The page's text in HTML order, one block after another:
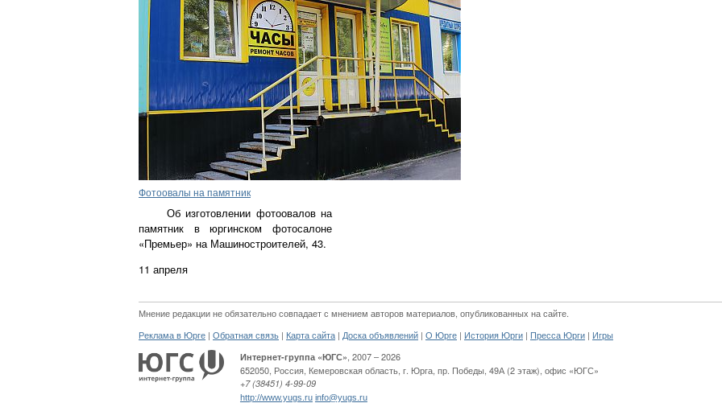
Фотоовалы на памятник
Об изготовлении фотоовалов на
памятник в юргинском фотосалоне
«Премьер» на Машиностроителей, 43.
11 апреля
Мнение редакции не обязательно совпадает с мнением авторов материалов, опубликованных на сайте.
Реклама в Юрге | Обратная связь | Карта сайта | Доска объявлений | О Юрге | История Юрги | Пресса Юрги | Игры
Интернет-группа «ЮГС» , 2007 – 2026
652050, Россия, Кемеровская область, г. Юрга, пр. Победы, 49А (2 этаж) офис «ЮГС»
+7 (38451) 4-99-09
http://www.yugs.ru info@yugs.ru